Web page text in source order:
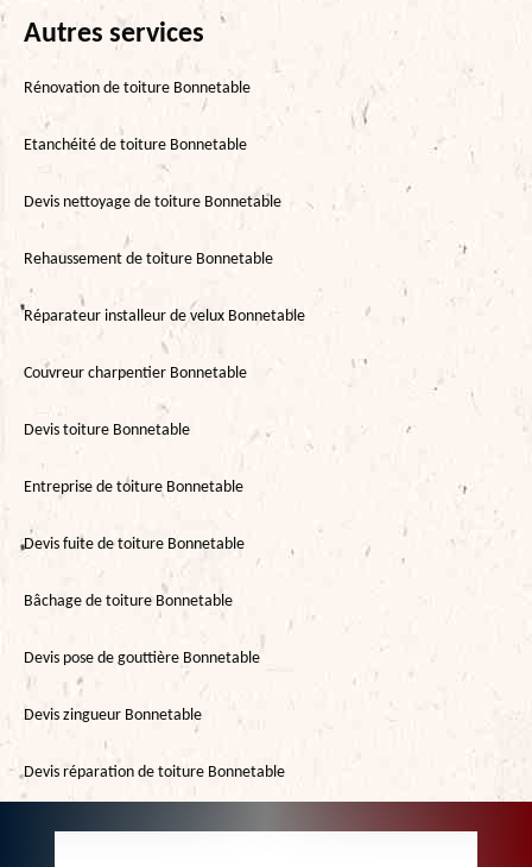
Autres services
Rénovation de toiture Bonnetable
Etanchéité de toiture Bonnetable
Devis nettoyage de toiture Bonnetable
Rehaussement de toiture Bonnetable
Réparateur installeur de velux Bonnetable
Couvreur charpentier Bonnetable
Devis toiture Bonnetable
Entreprise de toiture Bonnetable
Devis fuite de toiture Bonnetable
Bâchage de toiture Bonnetable
Devis pose de gouttière Bonnetable
Devis zingueur Bonnetable
Devis réparation de toiture Bonnetable